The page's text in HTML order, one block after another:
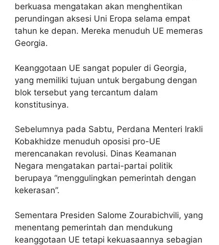
berkuasa mengatakan akan menghentikan
perundingan aksesi Uni Eropa selama empat
tahun ke depan. Mereka menuduh UE memeras
Georgia.
Keanggotaan UE sangat populer di Georgia,
yang memiliki tujuan untuk bergabung dengan
blok tersebut yang tercantum dalam
konstitusinya.
Sebelumnya pada Sabtu, Perdana Menteri Irakli
Kobakhidze menuduh oposisi pro-UE
merencanakan revolusi. Dinas Keamanan
Negara mengatakan partai-partai politik
berupaya “menggulingkan pemerintah dengan
kekerasan”.
Sementara Presiden Salome Zourabichvili, yang
menentang pemerintah dan mendukung
keanggotaan UE tetapi kekuasaannya sebagian